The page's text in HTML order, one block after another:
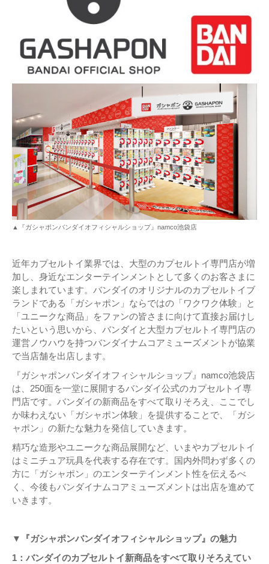
▲『ガシャポンバンダイオフィシャルショップ』namco池袋店
近年カプセルトイ業界では、大型のカプセルトイ専門店が増
加し、身近なエンターテインメントとして多くのお客さまに
楽しまれています。バンダイのオリジナルのカプセルトイブ
ランドである「ガシャポン」ならではの「ワクワク体験」と
「ユニークな商品」をファンの皆さまに向けて直接お届けし
たいという思いから、バンダイと大型カプセルトイ専門店の
運営ノウハウを持つバンダイナムコアミューズメントが協業
で当店舗を出店します。
『ガシャポンバンダイオフィシャルショップ』namco池袋店
は、250面を一堂に展開するバンダイ公式のカプセルトイ専
門店です。バンダイの新商品をすべて取りそろえ、ここでし
か味わえない「ガシャポン体験」を提供することで、「ガシ
ャポン」の新たな魅力を発信していきます。
精巧な造形やユニークな商品展開など、いまやカプセルトイ
はミニチュア玩具を代表する存在です。国内外問わず多くの
方に「ガシャポン」のエンターテインメント性を伝えるべ
く、今後もバンダイナムコアミューズメントは出店を進めて
いきます。
▼『ガシャポンバンダイオフィシャルショップ』の魅力
1：バンダイのカプセルトイ新商品をすべて取りそろえてい